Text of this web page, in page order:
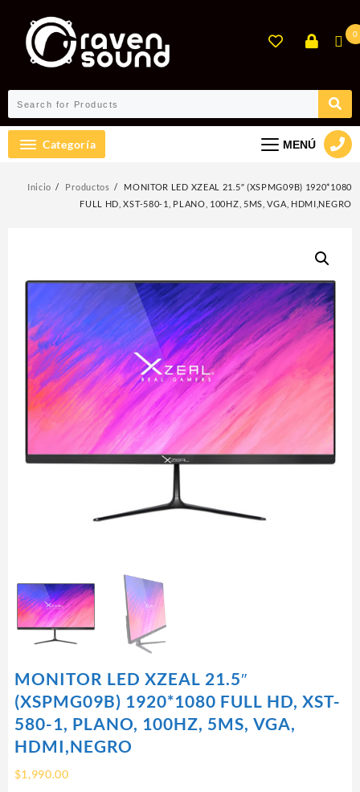
contenido
0
Categoría MENÚ
Inicio Productos
MONITOR LED XZEAL 21.5″ (XSPMG09B) 1920*1080
FULL HD, XST-580-1, PLANO, 100HZ, 5MS, VGA, HDMI,NEGRO
MONITOR LED XZEAL 21.5″
(XSPMG09B) 1920*1080 FULL HD, XST-
580-1, PLANO, 100HZ, 5MS, VGA,
HDMI,NEGRO
$1,990.00